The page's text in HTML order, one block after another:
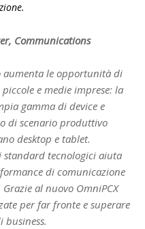
Communications
aumenta le opportunità di
e medie imprese: la
gamma di device e
di scenario produttivo
desktop e tablet.
standard tecnologici aiuta
di comunicazione
al nuovo OmniPCX
per far fronte e superare
business.